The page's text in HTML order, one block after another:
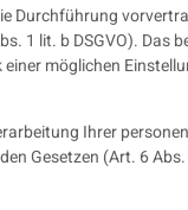
Durchführung
1 lit. b DSGVO). Das
möglichen
Ihrer
Gesetzen (Art. 6 Abs.